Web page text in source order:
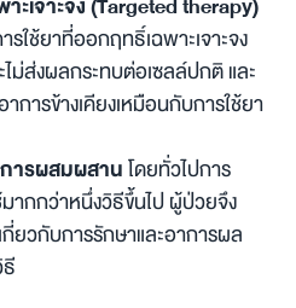
รใช้ยาที่ออกฤทธิ์เฉพาะเจาะจง
ไม่ส่งผลกระทบต่อเซลล์ปกติ และ
าการข้างเคียงเหมือนกับการใช้ยา
ารผสมผสานโดยทั่วไปการ
มากกว่าหนึ่งวิธีขึ้นไป ผู้ป่วยจึง
กี่ยวกับการรักษาและอาการผล